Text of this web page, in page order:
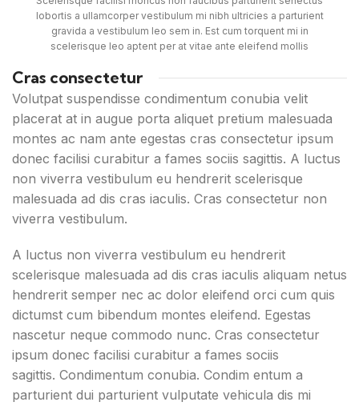
lobortis a ullamcorper vestibulum mi nibh ultricies a parturient
gravida a vestibulum leo sem in. Est cum torquent mi in
scelerisque leo aptent per at vitae ante eleifend mollis
Cras consectetur
Volutpat suspendisse condimentum conubia velit
placerat at in augue porta aliquet pretium malesuada
montes ac nam ante egestas cras consectetur ipsum
donec facilisi curabitur a fames sociis sagittis. A luctus
non viverra vestibulum eu hendrerit scelerisque
malesuada ad dis cras iaculis. Cras consectetur non
viverra vestibulum.
A luctus non viverra vestibulum eu hendrerit
scelerisque malesuada ad dis cras iaculis aliquam netus
hendrerit semper nec ac dolor eleifend orci cum quis
dictumst cum bibendum montes eleifend. Egestas
nascetur neque commodo nunc. Cras consectetur
ipsum donec facilisi curabitur a fames sociis
sagittis. Condimentum conubia. Condim entum a
parturient dui parturient vulputate vehicula dis mi